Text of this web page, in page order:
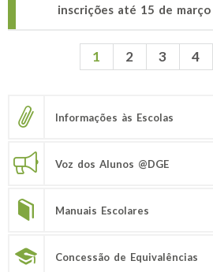
inscrições até 15 de março
1 2 3 4
Informações às Escolas
Voz dos Alunos @DGE
Manuais Escolares
Concessão de Equivalências